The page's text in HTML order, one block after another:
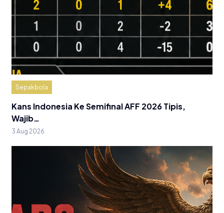
Sepakbola
Kans Indonesia Ke Semifinal AFF 2026 Tipis,
Wajib…
3 Aug 2026